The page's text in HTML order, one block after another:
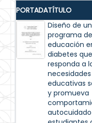
PORTADATÍTULO
Diseño de un
programa de
educación
diabetes que
responda a
necesidades
educativas
y promueva